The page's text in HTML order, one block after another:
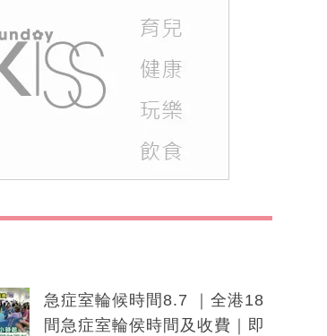
急症室輪候時間8.7 ｜全港18
間急症室輪侯時間及收費｜即